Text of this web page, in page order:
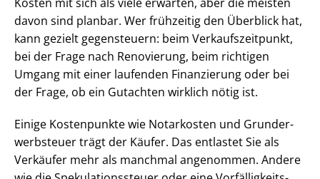
davon sind planbar. Wer frühzeitig den Überblick hat,
kann gezielt gegensteuern: beim Ver­kaufs­zeit­punkt,
bei der Frage nach Renovierung, beim richtigen
Umgang mit einer laufenden Finanzierung oder bei
der Frage, ob ein Gutachten wirklich nötig ist.
Einige Kostenpunkte wie Notarkosten und Grund­er­
werb­steu­er trägt der Käufer. Das entlastet Sie als
Verkäufer mehr als manchmal angenommen. Andere